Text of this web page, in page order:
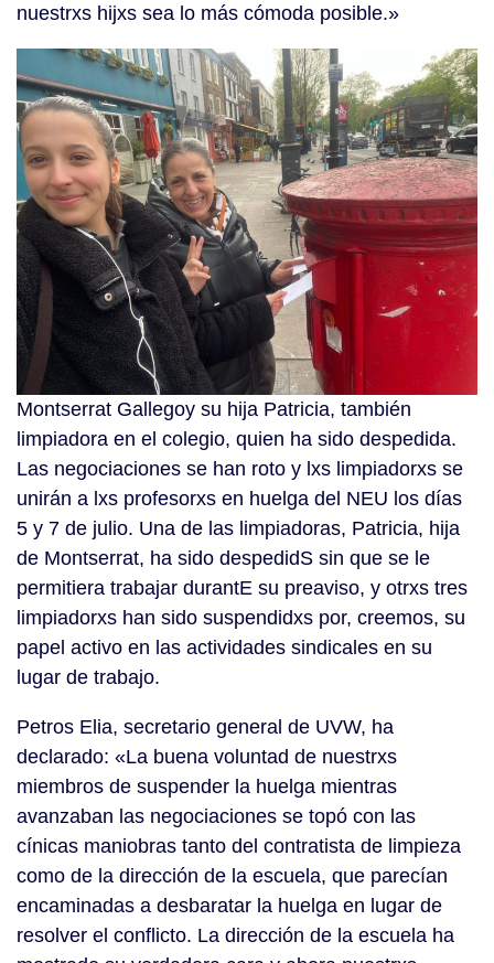
nuestrxs hijxs sea lo más cómoda posible.»
Montserrat Gallegoy su hija Patricia, también
limpiadora en el colegio, quien ha sido despedida.
Las negociaciones se han roto y lxs limpiadorxs se
unirán a lxs profesorxs en huelga del NEU los días
5 y 7 de julio. Una de las limpiadoras, Patricia, hija
de Montserrat, ha sido despedidS sin que se le
permitiera trabajar durantE su preaviso, y otrxs tres
limpiadorxs han sido suspendidxs por, creemos, su
papel activo en las actividades sindicales en su
lugar de trabajo.
Petros Elia, secretario general de UVW, ha
declarado: «La buena voluntad de nuestrxs
miembros de suspender la huelga mientras
avanzaban las negociaciones se topó con las
cínicas maniobras tanto del contratista de limpieza
como de la dirección de la escuela, que parecían
encaminadas a desbaratar la huelga en lugar de
resolver el conflicto. La dirección de la escuela ha